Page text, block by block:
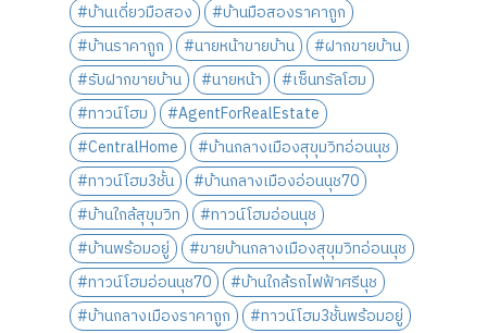
#บ้านเดี่ยวมือสอง
#บ้านมือสองราคาถูก
#บ้านราคาถูก
#นายหน้าขายบ้าน
#ฝากขายบ้าน
#รับฝากขายบ้าน
#นายหน้า
#เซ็นทรัลโฮม
#ทาวน์โฮม
#AgentForRealEstate
#CentralHome
#บ้านกลางเมืองสุขุมวิทอ่อนนุช
#ทาวน์โฮม3ชั้น
#บ้านกลางเมืองอ่อนนุช70
#บ้านใกล้สุขุมวิท
#ทาวน์โฮมอ่อนนุช
#บ้านพร้อมอยู่
#ขายบ้านกลางเมืองสุขุมวิทอ่อนนุช
#ทาวน์โฮมอ่อนนุช70
#บ้านใกล้รถไฟฟ้าศรีนุช
#บ้านกลางเมืองราคาถูก
#ทาวน์โฮม3ชั้นพร้อมอยู่